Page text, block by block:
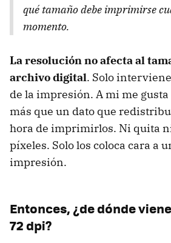
qué tamaño debe imprimirse
momento.
La resolución no afecta al
archivo digital. Solo
de la impresión. A mi me
más que un dato que
hora de imprimirlos. Ni quita
píxeles. Solo los coloca cara a
impresión.
Entonces, ¿de dónde
72 dpi?